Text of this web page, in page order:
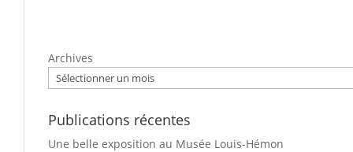
Archives
Publications récentes
Une belle exposition au Musée Louis-Hémon